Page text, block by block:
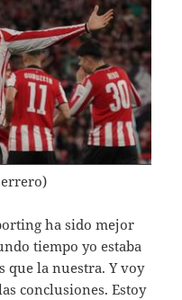
ha sido mejor
tiempo yo estaba
que la nuestra. Y voy
conclusiones. Estoy